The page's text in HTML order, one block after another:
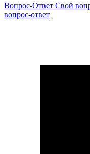
Вопрос-Ответ Свой
вопрос-ответ